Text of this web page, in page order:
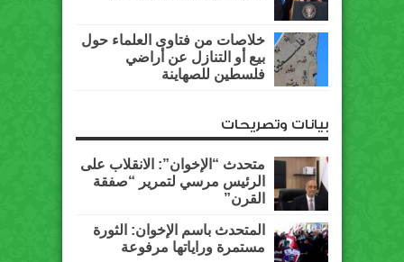
خلاصات من فتاوى العلماء حول
بيع أو التنازل عن أراضي
فلسطين للصهاينة
بيانات وتصريحات
متحدث “الإخوان”: الانقلاب على
الرئيس مرسي لتمرير “صفقة
القرن”
المتحدث باسم الإخوان: الثورة
مستمرة وراياتها مرفوعة